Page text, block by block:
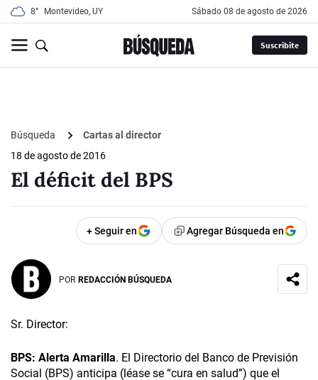
8° Montevideo, UY sábado 08 de agosto de 2026
Suscribite
Búsqueda
Cartas al director
18 de agosto de 2016
El déficit del BPS
+ Seguir en Agregar Búsqueda en
POR REDACCIÓN BÚSQUEDA
Sr. Director:
BPS: Alerta Amarilla. El Directorio del Banco de Previsión
Social (BPS) anticipa (léase se “cura en salud”) que el